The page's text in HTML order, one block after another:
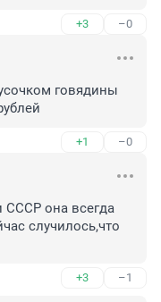
+3 –0
говядины
+1 –0
СССР она всегда
случилось,что
+3 –1